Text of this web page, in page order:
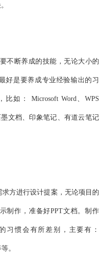
不断养成的技能，无论大小的
好是要养成专业经验输出的习
如： Microsoft Word、WPS
墨文档、印象笔记、有道云笔记
方进行设计提案，无论项目的
制作，准备好PPT文档。制作
习惯会有所差别，主要有：
。